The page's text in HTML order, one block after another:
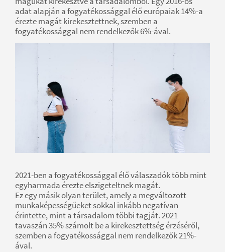
adat alapján a fogyatékossággal élő európaiak 14%-a
érezte magát kirekesztettnek, szemben a
fogyatékossággal nem rendelkezők 6%-ával.
2021-ben a fogyatékossággal élő válaszadók több mint
egyharmada érezte elszigeteltnek magát.
Ez egy másik olyan terület, amely a megváltozott
munkaképességűeket sokkal inkább negatívan
érintette, mint a társadalom többi tagját. 2021
tavaszán 35% számolt be a kirekesztettség érzéséről,
szemben a fogyatékossággal nem rendelkezők 21%-
ával.